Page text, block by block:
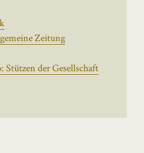
Zeitung
der Gesellschaft